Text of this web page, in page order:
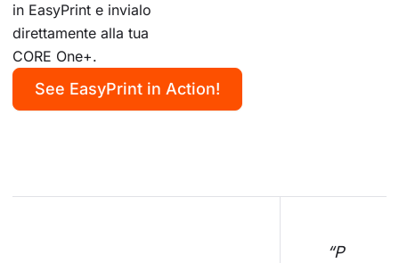
in EasyPrint e invialo
direttamente alla tua
CORE One+.
See EasyPrint in Action!
“P